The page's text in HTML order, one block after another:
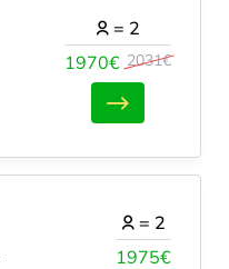
1970€ 2031€
= 2
1975€
= 2